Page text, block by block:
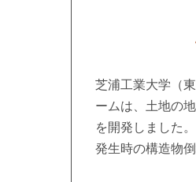
芝浦工業大学（
ームは、土地の
を開発しました
発生時の構造物